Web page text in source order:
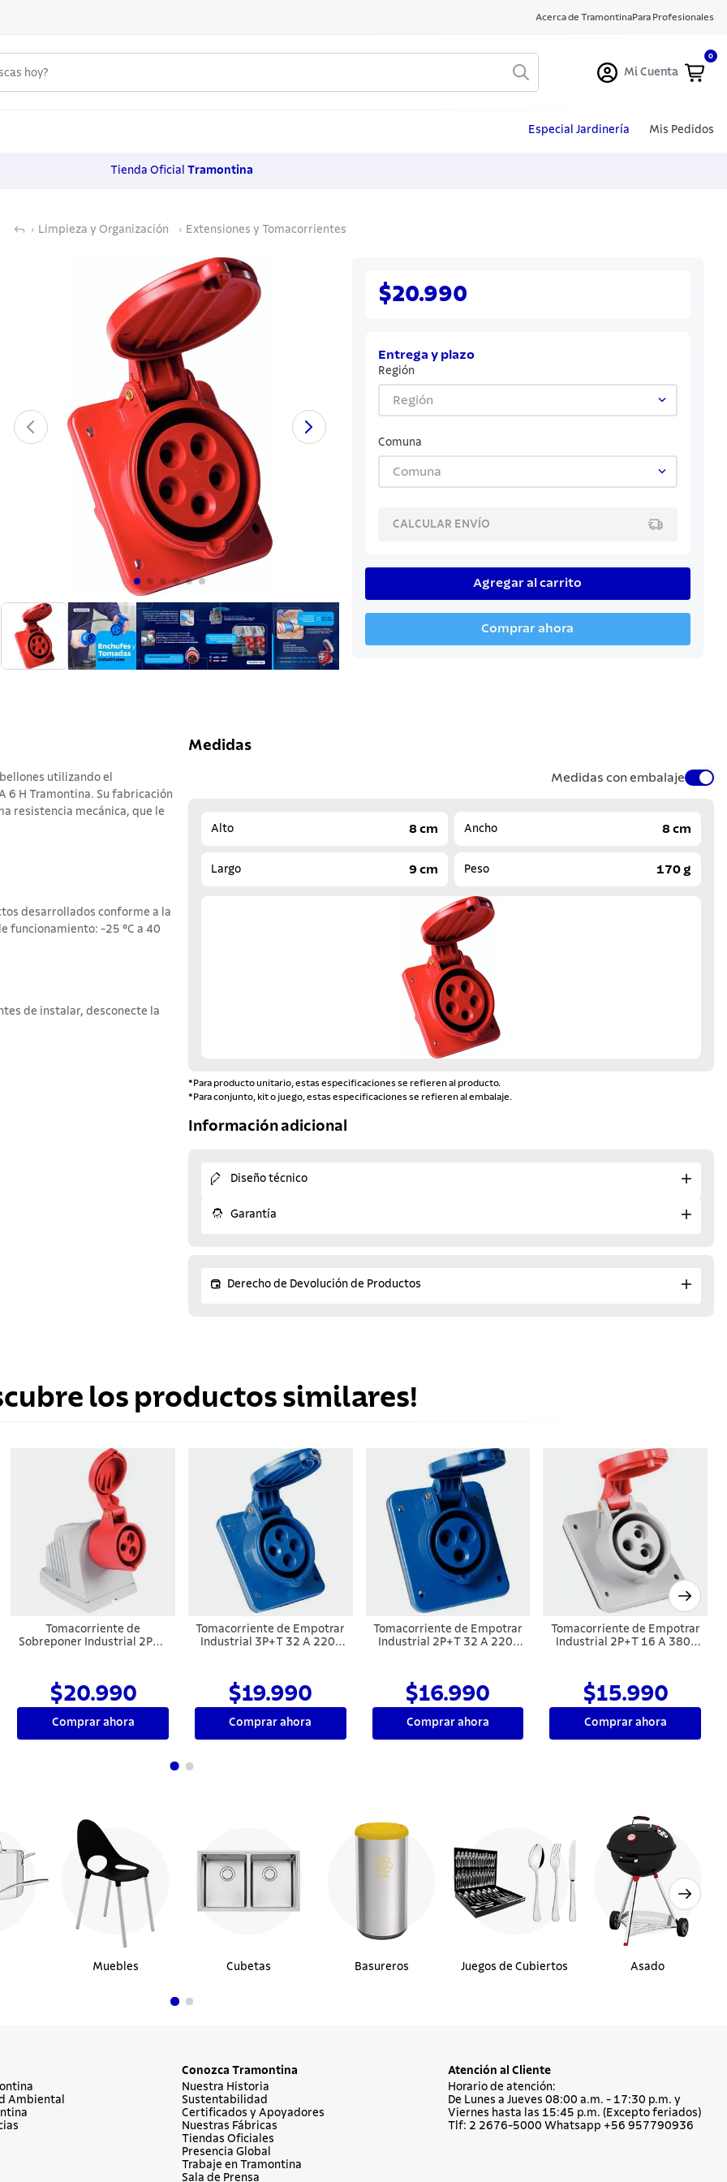
Acerca de TramontinaPara Profesionales
Mi Cuenta
0
Especial Jardinería Mis Pedidos
Tienda Oficial Tramontina
Limpieza y Organización Extensiones y Tomacorrientes
$20.990
Entrega y plazo
Región
Región
Comuna
Comuna
CALCULAR ENVÍO
Agregar al carrito
Comprar ahora
utilizando el
6 H Tramontina. Su fabricación
resistencia mecánica, que le
desarrollados conforme a la
funcionamiento: -25 °C a 40
de instalar, desconecte la
Medidas
Medidas con embalaje
Alto 8 cm Ancho 8 cm
Largo 9 cm Peso 170 g
*Para producto unitario, estas especificaciones se refieren al producto.
*Para conjunto, kit o juego, estas especificaciones se refieren al embalaje.
Información adicional
Diseño técnico
Garantía
Derecho de Devolución de Productos
los productos similares!
Tomacorriente de
Sobreponer Industrial 2P+T
$20.990
Comprar ahora
Tomacorriente de Empotrar
Industrial 3P+T 32 A 220-
$19.990
Comprar ahora
Tomacorriente de Empotrar
Industrial 2P+T 32 A 220-
$16.990
Comprar ahora
Tomacorriente de Empotrar
Industrial 2P+T 16 A 380-
$15.990
Comprar ahora
Muebles Cubetas Basureros Juegos de Cubiertos Asado
Ambiental
Conozca Tramontina
Nuestra Historia
Sustentabilidad
Certificados y Apoyadores
Nuestras Fábricas
Tiendas Oficiales
Presencia Global
Trabaje en Tramontina
Sala de Prensa
Atención al Cliente
Horario de atención:
De Lunes a Jueves 08:00 a.m. - 17:30 p.m. y
Viernes hasta las 15:45 p.m. (Excepto feriados)
Tlf: 2 2676-5000 Whatsapp +56 957790936